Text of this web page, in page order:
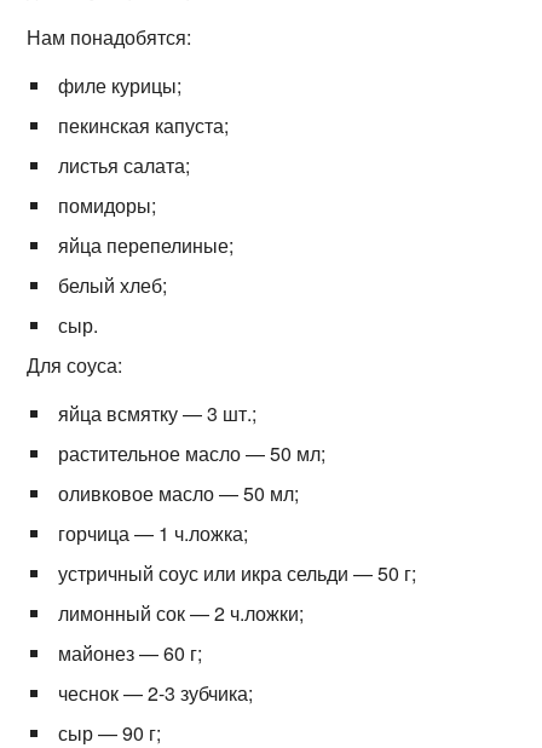
Нам понадобятся:
филе курицы;
пекинская капуста;
листья салата;
помидоры;
яйца перепелиные;
белый хлеб;
сыр.
Для соуса:
яйца всмятку — 3 шт.;
растительное масло — 50 мл;
оливковое масло — 50 мл;
горчица — 1 ч.ложка;
устричный соус или икра сельди — 50 г;
лимонный сок — 2 ч.ложки;
майонез — 60 г;
чеснок — 2-3 зубчика;
сыр — 90 г;